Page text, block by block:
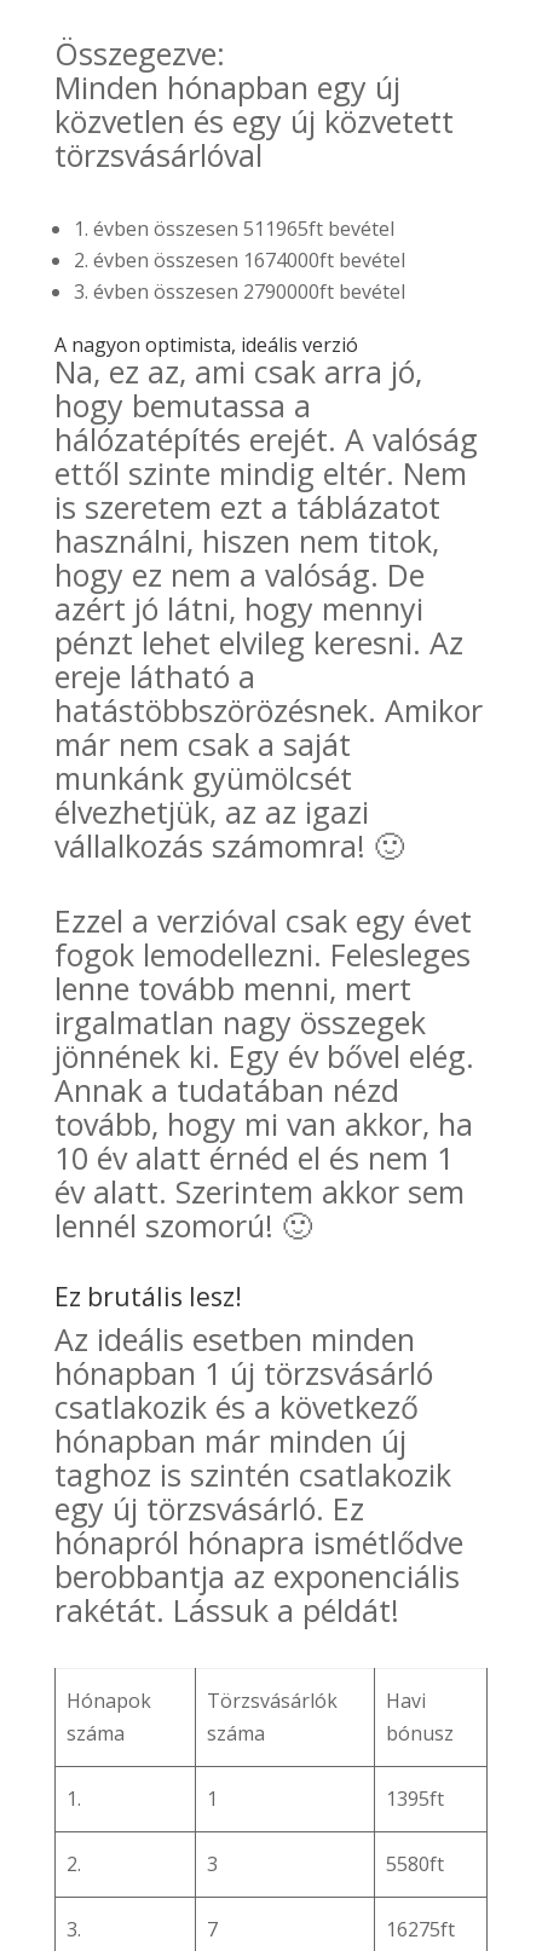
Összegezve:
Minden hónapban egy új
közvetlen és egy új közvetett
törzsvásárlóval
1. évben összesen 511965ft bevétel
2. évben összesen 1674000ft bevétel
3. évben összesen 2790000ft bevétel
A nagyon optimista, ideális verzió
Na, ez az, ami csak arra jó,
hogy bemutassa a
hálózatépítés erejét. A valóság
ettől szinte mindig eltér. Nem
is szeretem ezt a táblázatot
használni, hiszen nem titok,
hogy ez nem a valóság. De
azért jó látni, hogy mennyi
pénzt lehet elvileg keresni. Az
ereje látható a
hatástöbbszörözésnek. Amikor
már nem csak a saját
munkánk gyümölcsét
élvezhetjük, az az igazi
vállalkozás számomra! 🙂
Ezzel a verzióval csak egy évet
fogok lemodellezni. Felesleges
lenne tovább menni, mert
irgalmatlan nagy összegek
jönnének ki. Egy év bővel elég.
Annak a tudatában nézd
tovább, hogy mi van akkor, ha
10 év alatt érnéd el és nem 1
év alatt. Szerintem akkor sem
lennél szomorú! 🙂
Ez brutális lesz!
Az ideális esetben minden
hónapban 1 új törzsvásárló
csatlakozik és a következő
hónapban már minden új
taghoz is szintén csatlakozik
egy új törzsvásárló. Ez
hónapról hónapra ismétlődve
berobbantja az exponenciális
rakétát. Lássuk a példát!
Hónapok
száma
Törzsvásárlók
száma
Havi
bónusz
1. 1 1395ft
2. 3 5580ft
3. 7 16275ft